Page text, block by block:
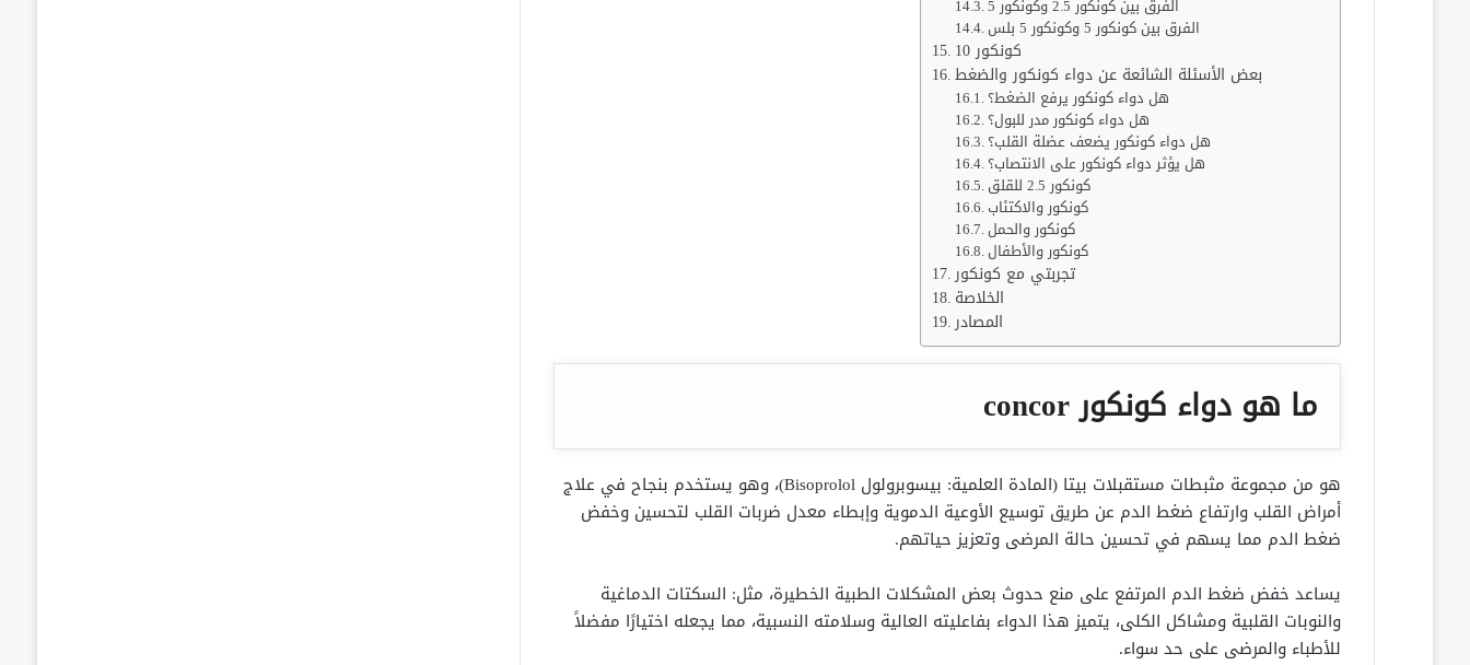
الفرق بين كونكور 2.5 وكونكور 5
الفرق بين كونكور 5 وكونكور 5 بلس
كونكور 10
بعض الأسئلة الشائعة عن دواء كونكور والضغط
هل دواء كونكور يرفع الضغط؟
هل دواء كونكور مدر للبول؟
هل دواء كونكور يضعف عضلة القلب؟
هل يؤثر دواء كونكور على الانتصاب؟
كونكور 2.5 للقلق
كونكور والاكتئاب
كونكور والحمل
كونكور والأطفال
تجربتي مع كونكور
الخلاصة
المصادر
ما هو دواء كونكور concor
هو من مجموعة مثبطات مستقبلات بيتا (المادة العلمية: بيسوبرولول Bisoprolol)، وهو يستخدم بنجاح في علاج
أمراض القلب وارتفاع ضغط الدم عن طريق توسيع الأوعية الدموية وإبطاء معدل ضربات القلب لتحسين وخفض
ضغط الدم مما يسهم في تحسين حالة المرضى وتعزيز حياتهم.
يساعد خفض ضغط الدم المرتفع على منع حدوث بعض المشكلات الطبية الخطيرة، مثل: السكتات الدماغية
والنوبات القلبية ومشاكل الكلى، يتميز هذا الدواء بفاعليته العالية وسلامته النسبية، مما يجعله اختيارًا مفضلاً
للأطباء والمرضى على حد سواء.